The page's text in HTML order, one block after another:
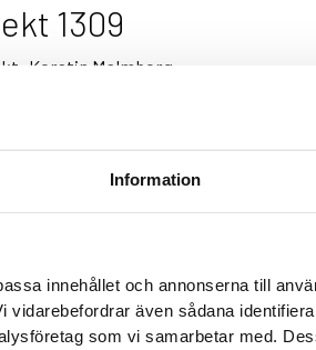
Information
innehållet och annonserna till
även sådana
som vi samarbetar med.
1309
Kerstin Malmberg